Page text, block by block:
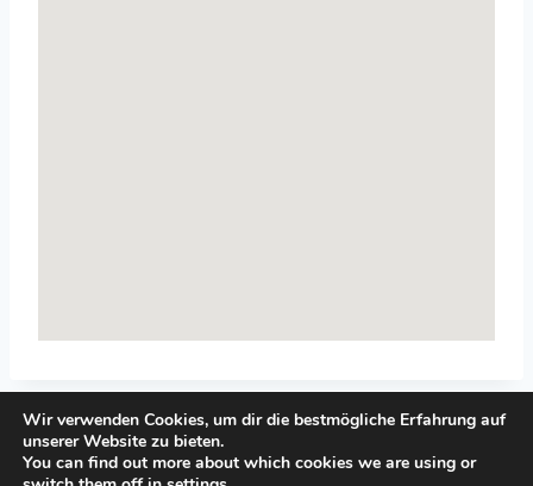
Wir verwenden Cookies, um dir die bestmögliche Erfahrung auf
unserer Website zu bieten.
You can find out more about which cookies we are using or